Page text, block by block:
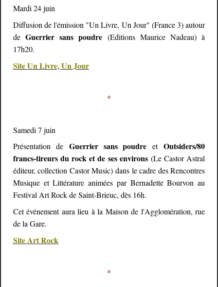
Mardi 24 juin
Diffusion de l'émission "Un Livre, Un Jour" (France 3) autour
de Guerrier sans poudre(Editions Maurice Nadeau) à
17h20.
Site Un Livre, Un Jour
*
Samedi 7 juin
Présentation de Guerrier sans poudreetOutsiders/80
francs-tireurs du rock et de ses environs (Le Castor Astral
éditeur, collection Castor Music) dans le cadre des Rencontres
Musique et Littérature animées par Bernadette Bourvon au
Festival Art Rock de Saint-Brieuc, dès 16h.
Cet événement aura lieu à la Maison de l'Agglomération, rue
de la Gare.
Site Art Rock
*